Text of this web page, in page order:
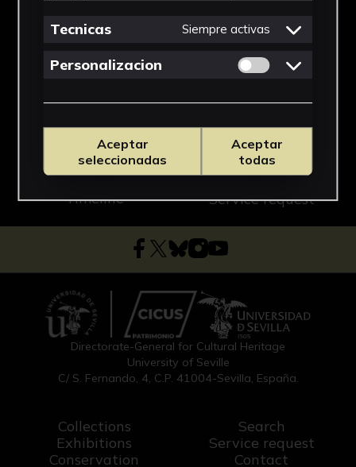
Timeline Service request
Directorate-General for Cultural Heritage
University of Seville
C/ S. Fernando, 4, C.P. 41004-Sevilla, España.
Collections
Exhibitions
Conservation
Search
Service request
Contact
Tecnicas Siempre activas
Personalizacion Permitir cookies
Aceptar
seleccionadas
Aceptar
todas